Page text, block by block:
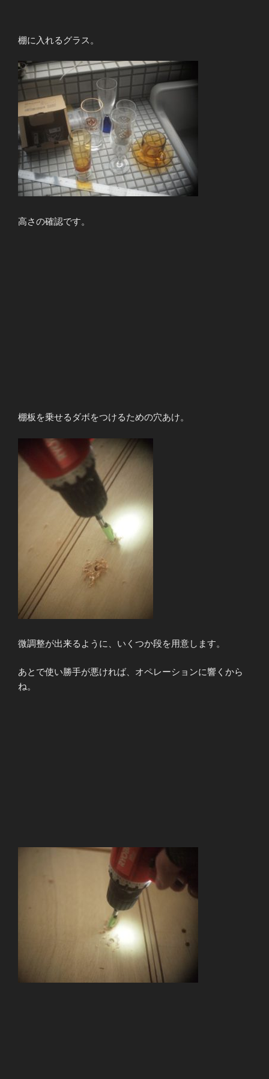
棚に入れるグラス。
高さの確認です。
棚板を乗せるダボをつけるための穴あけ。
微調整が出来るように、いくつか段を用意します。
あとで使い勝手が悪ければ、オペレーションに響くから
ね。